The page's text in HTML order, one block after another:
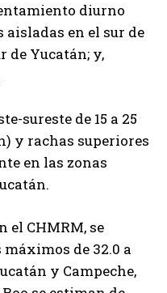
diurno
en el sur de
de Yucatán; y,
sureste de 15 a 25
y rachas superiores
en las zonas
el CHMRM, se
de 32.0 a
y Campeche,